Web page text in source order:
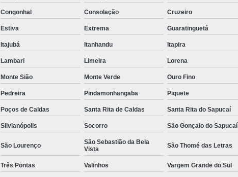
Rastreamento de Carros Belo Horizonte
Rastreamento de Carros e Caminhões
Rastreamento de Carros por Satélite
Rastreamento para Carros e
Monitoramento e Rastreamento de Frotas
Rastreamento de Frota Via
Rastreamento de Frotas Belo Horizonte
Rastreamento de Frotas Minas
Rastreamento e Monitoramento
Rastreamento Veicular Frotas
Congonhal Consolação Cruzeiro
Estiva Extrema Guaratinguetá
Itajubá Itanhandu Itapira
Lambari Limeira Lorena
Monte Sião Monte Verde Ouro Fino
Pedreira Pindamonhangaba Piquete
Poços de Caldas Santa Rita de Caldas Santa Rita do Sapucaí
Silvianópolis Socorro São Gonçalo do Sapucaí
São Lourenço
São Sebastião da Bela
Vista
São Thomé das Letras
Três Pontas Valinhos Vargem Grande do Sul